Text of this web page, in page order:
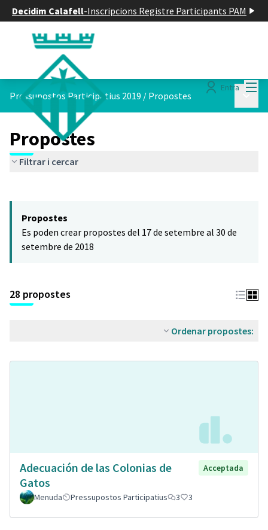
Decidim Calafell-Inscripcions Registre Participants PAM
Entra
Pressupostos Participatius 2019 / Propostes
Propostes
Filtrar i cercar
−
Propostes
Es poden crear propostes del 17 de setembre al 30 de
setembre de 2018
28 propostes
Ordenar propostes:
Adecuación de las Colonias de
Gatos
Acceptada
Menuda Pressupostos Participatius 3 3